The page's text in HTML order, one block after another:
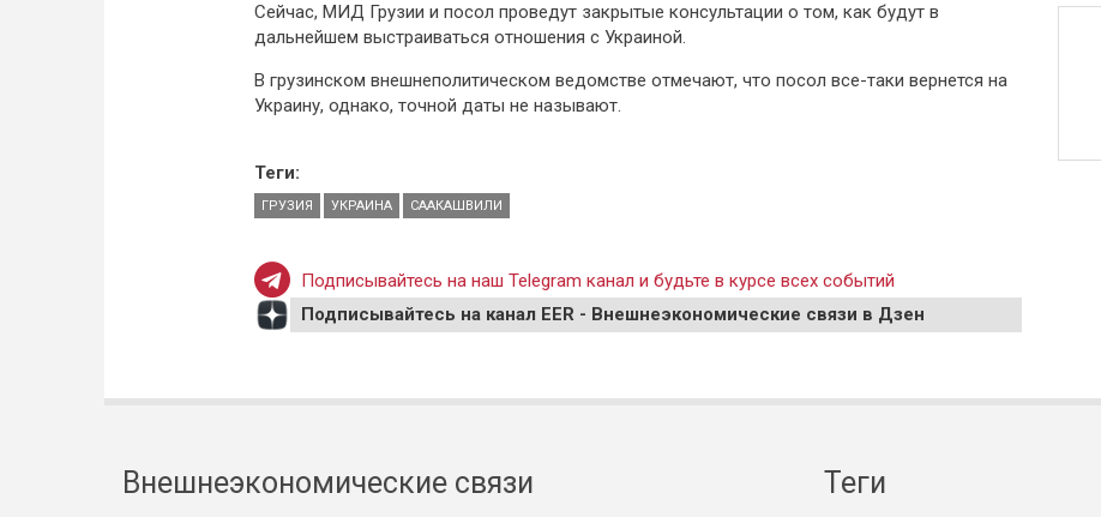
Сейчас, МИД Грузии и посол проведут закрытые консультации о том, как будут в
дальнейшем выстраиваться отношения с Украиной.
В грузинском внешнеполитическом ведомстве отмечают, что посол все-таки вернется на
Украину, однако, точной даты не называют.
Теги:
ГРУЗИЯ УКРАИНА СААКАШВИЛИ
Подписывайтесь на наш Telegram канал и будьте в курсе всех событий
Подписывайтесь на канал EER - Внешнеэкономические связи в Дзен
Внешнеэкономические связи Теги